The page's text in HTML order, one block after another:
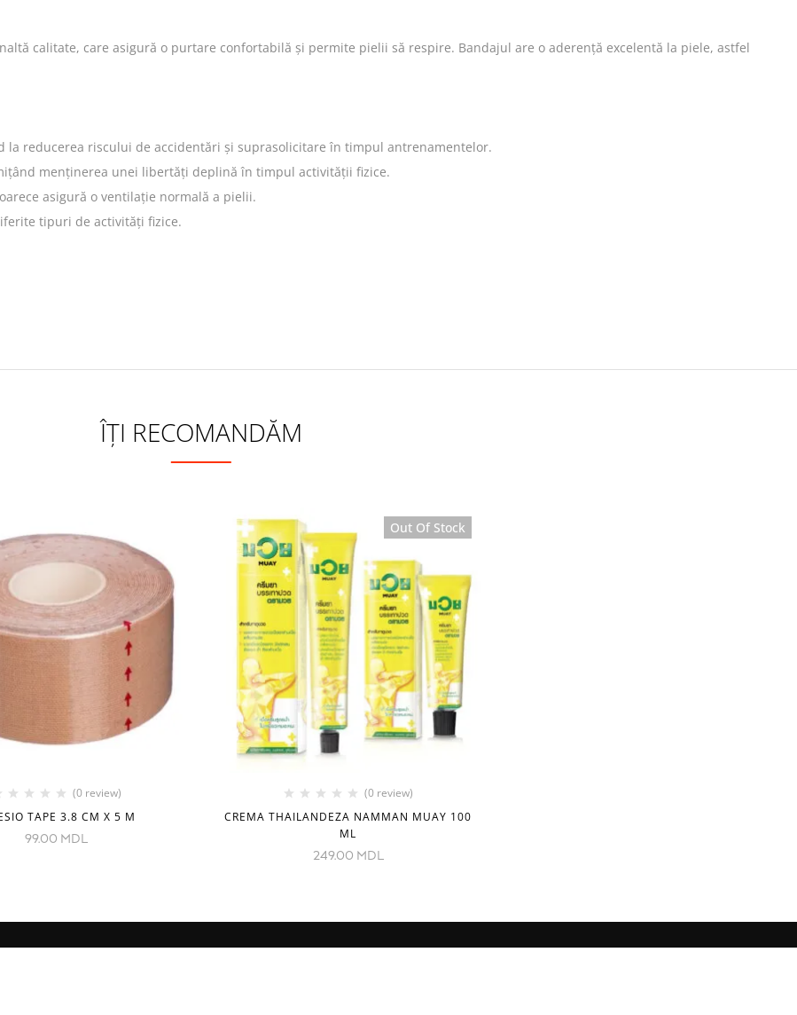
calitate, care asigură o purtare confortabilă și permite pielii să respire. Bandajul are o aderență excelentă la piele, astfel
reducerea riscului de accidentări și suprasolicitare în timpul antrenamentelor.
menținerea unei libertăți deplină în timpul activității fizice.
asigură o ventilație normală a pielii.
tipuri de activități fizice.
ÎȚI RECOMANDĂM
(0 review)
TAPE 3.8 CM X 5 M
99.00 MDL
Out Of Stock
(0 review)
CREMA THAILANDEZA NAMMAN MUAY 100
ML
249.00 MDL